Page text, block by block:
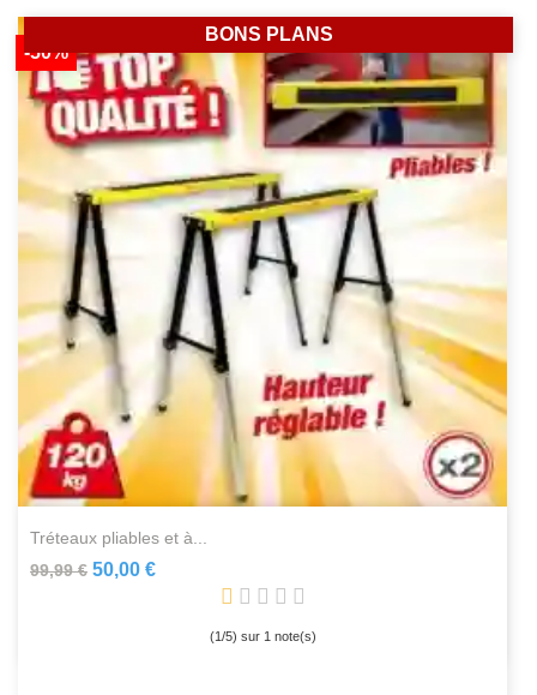
tréteaux pliables et à...
99,99 €
-50%
50,00 €
(1/5) sur 1note(s)
BONS PLANS